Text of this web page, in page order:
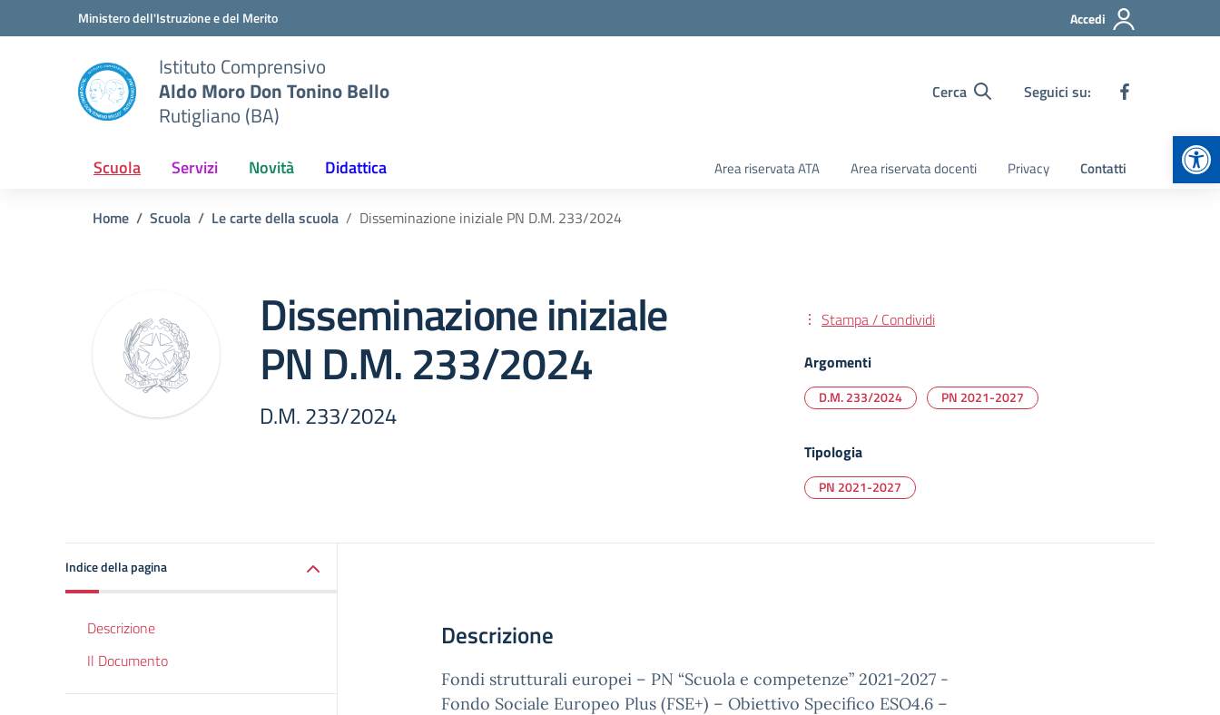
Vai ai contenuti
Vai al menu di navigazioneMinistero dell'Istruzione e del Merito Accedi
Istituto Comprensivo
Aldo Moro Don Tonino Bello
Rutigliano (BA)
Cerca Seguici su:
Scuola Servizi Novità Didattica Area riservata ATA Area riservata docenti Privacy Contatti
Home Scuola Le carte della scuola Disseminazione iniziale PN D.M. 233/2024
Disseminazione iniziale
PN D.M. 233/2024
D.M. 233/2024
Stampa / Condividi
Argomenti
D.M. 233/2024 PN 2021-2027
Tipologia
PN 2021-2027
Indice della pagina
Descrizione
Il Documento
Descrizione
Fondi strutturali europei – PN “Scuola e competenze” 2021-2027 -
Fondo Sociale Europeo Plus (FSE+) – Obiettivo Specifico ESO4.6 –